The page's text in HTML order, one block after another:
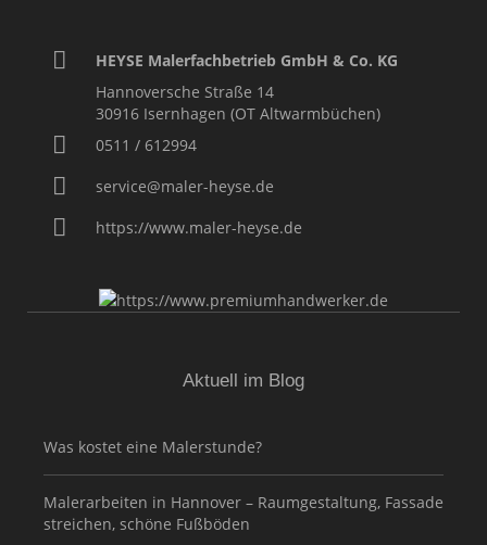
HEYSE Malerfachbetrieb GmbH & Co. KG
Hannoversche Straße 14
30916 Isernhagen (OT Altwarmbüchen)
0511 / 612994
service@maler-heyse.de
https://www.maler-heyse.de
Aktuell im Blog
Was kostet eine Malerstunde?
Malerarbeiten in Hannover – Raumgestaltung, Fassade
streichen, schöne Fußböden